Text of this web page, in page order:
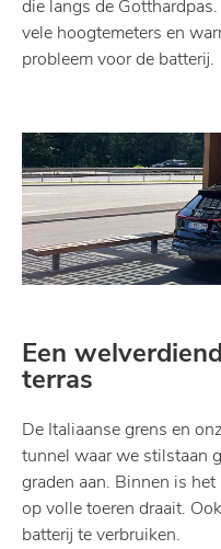
die langs de
vele hoogtemeters en
probleem voor de batterij.
Een
terras
De Italiaanse grens en
tunnel waar we stilstaan
graden aan. Binnen is
op volle toeren draait.
batterij te verbruiken.